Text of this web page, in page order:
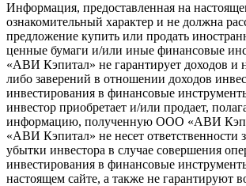
Информация, предоставленная на
ознакомительный характер и не должна
предложение купить или продать
ценные бумаги и/или иные финансовые
«АВИ Кэпитал» не гарантирует доходов и
либо заверений в отношении доходов
инвестирования в финансовые
инвестор приобретает и/или продает,
информацию, полученную ООО «АВИ
«АВИ Кэпитал» не несет ответственности
убытки инвестора в случае совершения
инвестирования в финансовые
настоящем сайте, а также не гарантируют